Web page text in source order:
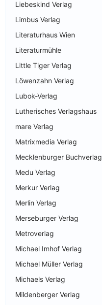
Liebeskind Verlag
Limbus Verlag
Literaturhaus Wien
Literaturmühle
Little Tiger Verlag
Löwenzahn Verlag
Lubok-Verlag
Lutherisches Verlagshaus
mare Verlag
Matrixmedia Verlag
Mecklenburger Buchverlag
Medu Verlag
Merkur Verlag
Merlin Verlag
Merseburger Verlag
Metroverlag
Michael Imhof Verlag
Michael Müller Verlag
Michaels Verlag
Mildenberger Verlag